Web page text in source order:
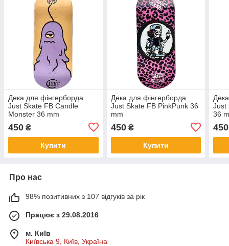
Дека для фінгерборда
Just Skate FB Candle
Monster 36 mm
450 ₴
Купити
Дека для фінгерборда
Just Skate FB PinkPunk 36
mm
450₴
Купити
Just
36
450
Про нас
98% позитивних з 107 відгуків за рік
Працює з 29.08.2016
м. Київ
Київська 9, Київ, Україна